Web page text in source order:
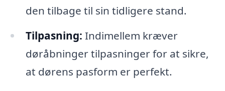
den tilbage til sin tidligere stand.
Tilpasning: Indimellem kræver
døråbninger tilpasninger for at sikre,
at dørens pasform er perfekt.